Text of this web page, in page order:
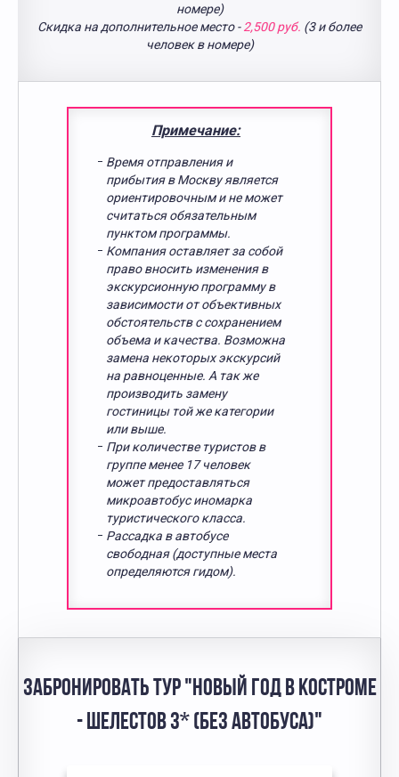
номере)
Скидка на дополнительное место -2,500 руб. (3 и более
человек в номере)
Примечание:
Время отправления и
прибытия в Москву является
ориентировочным и не может
считаться обязательным
пунктом программы.
Компания оставляет за собой
право вносить изменения в
экскурсионную программу в
зависимости от объективных
обстоятельств с сохранением
объема и качества. Возможна
замена некоторых экскурсий
на равноценные. А так же
производить замену
гостиницы той же категории
или выше.
При количестве туристов в
группе менее 17 человек
может предоставляться
микроавтобус иномарка
туристического класса.
Рассадка в автобусе
свободная (доступные места
определяются гидом).
ЗАБРОНИРОВАТЬ ТУР "НОВЫЙ ГОД В КОСТРОМЕ
- ШЕЛЕСТОВ 3* (БЕЗ АВТОБУСА)"